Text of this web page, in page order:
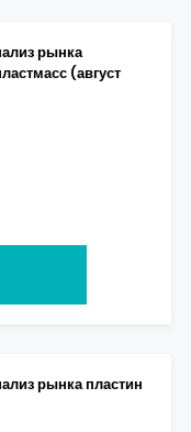
рынка
(август
рынка пластин